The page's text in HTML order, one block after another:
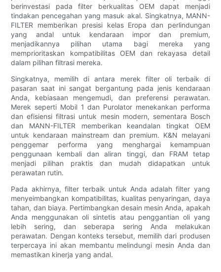
berinvestasi pada filter berkualitas OEM dapat menjadi
tindakan pencegahan yang masuk akal. Singkatnya, MANN-
FILTER memberikan presisi kelas Eropa dan perlindungan
yang andal untuk kendaraan impor dan premium,
menjadikannya pilihan utama bagi mereka yang
memprioritaskan kompatibilitas OEM dan rekayasa detail
dalam pilihan filtrasi mereka.
Singkatnya, memilih di antara merek filter oli terbaik di
pasaran saat ini sangat bergantung pada jenis kendaraan
Anda, kebiasaan mengemudi, dan preferensi perawatan.
Merek seperti Mobil 1 dan Purolator menekankan performa
dan efisiensi filtrasi untuk mesin modern, sementara Bosch
dan MANN-FILTER memberikan keandalan tingkat OEM
untuk kendaraan mainstream dan premium. K&N melayani
penggemar performa yang menghargai kemampuan
penggunaan kembali dan aliran tinggi, dan FRAM tetap
menjadi pilihan praktis dan mudah didapatkan untuk
perawatan rutin.
Pada akhirnya, filter terbaik untuk Anda adalah filter yang
menyeimbangkan kompatibilitas, kualitas penyaringan, daya
tahan, dan biaya. Pertimbangkan desain mesin Anda, apakah
Anda menggunakan oli sintetis atau penggantian oli yang
lebih sering, dan seberapa sering Anda melakukan
perawatan. Dengan konteks tersebut, memilih dari produsen
terpercaya ini akan membantu melindungi mesin Anda dan
memastikan kinerja yang andal.